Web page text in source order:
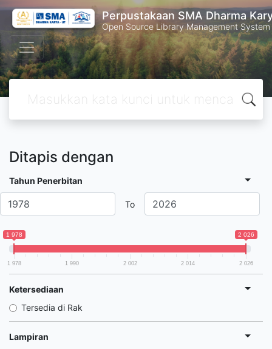
Perpustakaan SMA Dharma
Open Source Library Management System
Ditapis dengan
Tahun Penerbitan
To
1 978 2 026
1 978 1 990 2 002 2 014 2 026
Ketersediaan
Tersedia di Rak
Lampiran